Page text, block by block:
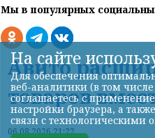
Мы в популярных
Авито
товаров
06.08.2026 21:22
На сайте
Для обеспечения
веб-аналитики (в том
соглашаетесь с
настройки браузера, а
связи с